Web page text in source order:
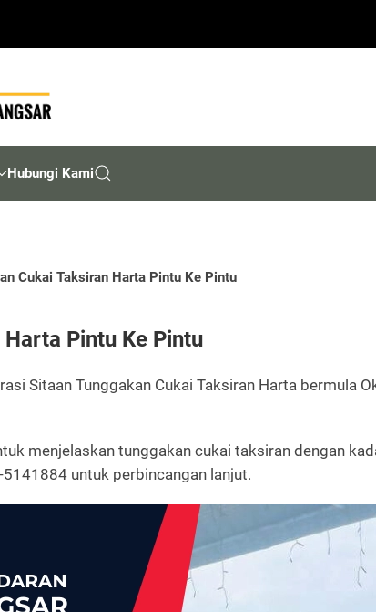
Hubungi Kami
Cukai Taksiran Harta Pintu Ke Pintu
Pintu Ke Pintu
Sitaan Tunggakan Cukai Taksiran Harta bermula
menjelaskan tunggakan cukai taksiran dengan
untuk perbincangan lanjut.